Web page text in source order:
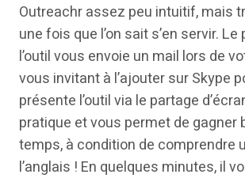
Outreachr assez peu intuitif, mais
une fois que l’on sait s’en servir.
l’outil vous envoie un mail lors de
vous invitant à l’ajouter sur Skype
présente l’outil via le partage
pratique et vous permet de gagner
temps, à condition de comprendre
l’anglais ! En quelques minutes, il